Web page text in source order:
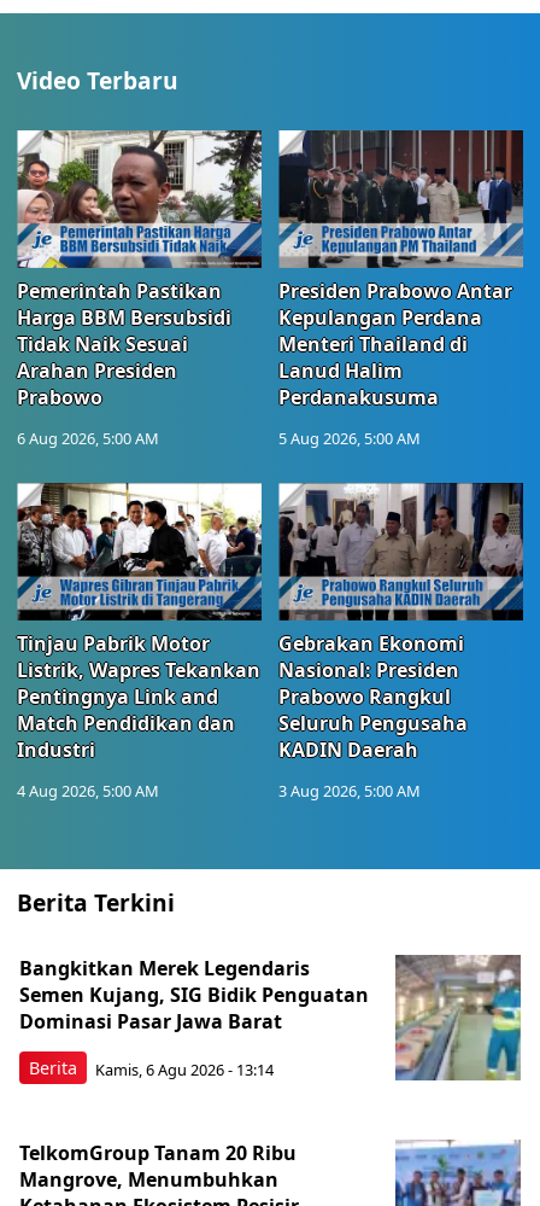
Video Terbaru
Pemerintah Pastikan
Harga BBM Bersubsidi
Tidak Naik Sesuai
Arahan Presiden
Prabowo
6 Aug 2026, 5:00 AM
Presiden Prabowo Antar
Kepulangan Perdana
Menteri Thailand di
Lanud Halim
Perdanakusuma
5 Aug 2026, 5:00 AM
Tinjau Pabrik Motor
Listrik, Wapres Tekankan
Pentingnya Link and
Match Pendidikan dan
Industri
4 Aug 2026, 5:00 AM
Gebrakan Ekonomi
Nasional: Presiden
Prabowo Rangkul
Seluruh Pengusaha
KADIN Daerah
3 Aug 2026, 5:00 AM
Berita Terkini
Berita
Bangkitkan Merek Legendaris
Semen Kujang, SIG Bidik Penguatan
Dominasi Pasar Jawa Barat
Kamis, 6 Agu 2026 - 13:14
TelkomGroup Tanam 20 Ribu
Mangrove, Menumbuhkan